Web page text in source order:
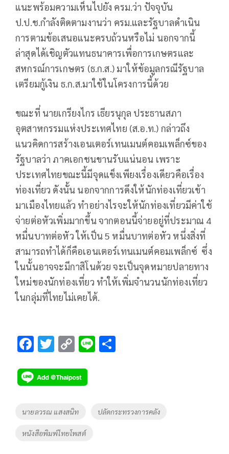
แนะพร้อมความเห็นไปยัง ครม.ว่า ปัจจุบัน
ป.ป.ช.กำลังติดตามงานว่า ครม.และรัฐบาลดำเนิน
การตามข้อเสนอแนะครบถ้วนหรือไม่ นอกจากนี้
ล่าสุดได้เชิญตัวแทนธนาคารเพื่อการเกษตรและ
สหกรณ์การเกษตร (ธ.ก.ส.) มาให้ข้อมูลกรณีรัฐบาล
เตรียมกู้เงิน ธ.ก.ส.มาใช้ในโครงการนี้ด้วย
ขณะที่ นายเกรียงไกร เธียรนุกุล ประธานสภา
อุตสาหกรรมแห่งประเทศไทย (ส.อ.ท.) กล่าวถึง
แนวคิดการสร้างเอนเตอร์เทนเมนต์คอมเพล็กซ์ของ
รัฐบาลว่า ภาคเอกชนขานรับแน่นอน เพราะ
ประเทศไทยขณะนี้มีจุดแข็งเพียงเรื่องเดียวคือเรื่อง
ท่องเที่ยว ดังนั้น นอกจากการดึงให้นักท่องเที่ยวเข้า
มาเมืองไทยแล้ว ทำอย่างไรจะให้นักท่องเที่ยวมีค่าใช้
จ่ายต่อหัวเพิ่มมากขึ้น จากตอนนี้จ่ายอยู่ที่ประมาณ 4
หมื่นบาทต่อหัว ให้เป็น 5 หมื่นบาทต่อหัว หนึ่งสิ่งที่
สามารถทำได้ก็คือเอนเตอร์เทนเมนต์คอมเพล็กซ์ ซึ่ง
ในนั้นอาจจะมีกาสิโนด้วย จะเป็นจุดหมายปลายทาง
ใหม่ของนักท่องเที่ยว ทำให้เพิ่มจำนวนนักท่องเที่ยว
ในกลุ่มที่ไทยไม่เคยได้.
F
e
b
o
o
k
T
tt
er
C
p
y
Li
k
Li
Tags
นายลวรณ แสงสนิท ปลัดกระทรวงการคลัง
หนังสือพิมพ์ไทยโพสต์